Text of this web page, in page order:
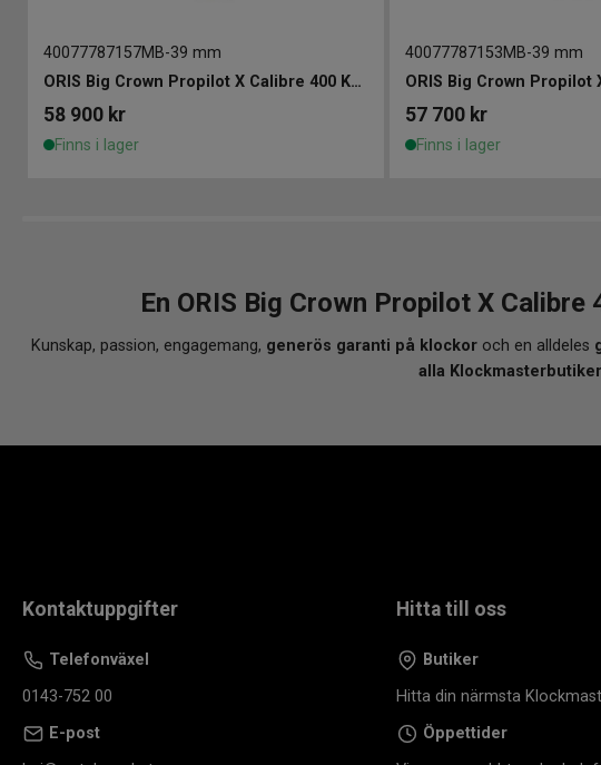
40077787157MB-39 mm
ORIS Big Crown Propilot X Calibre 400 Kermit Edition 39mm
58 900 kr
Finns i lager
40077787153MB-39 mm
57 700 kr
Finns i lager
En ORIS Big Crown Propilot X
Kunskap, passion, engagemang, generös garanti på klockor och en alldeles
alla Klockmasterbutiker
Kontaktuppgifter
Telefonväxel
0143-752 00
E-post
Hitta till oss
Butiker
Hitta din närmsta
Öppettider